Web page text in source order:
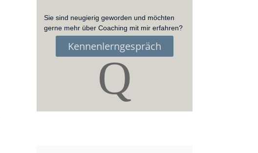
Sie sind neugierig geworden und möchten
gerne mehr über Coaching mit mir erfahren?
Kennenlerngespräch
Q